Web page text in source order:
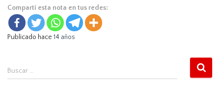
Compartí esta nota en tus redes:
Publicado hace 14 años
B
Buscar …